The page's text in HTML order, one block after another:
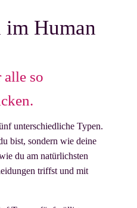
im Human
alle so
unterschiedliche Typen.
bist, sondern wie deine
du am natürlichsten
triffst und mit